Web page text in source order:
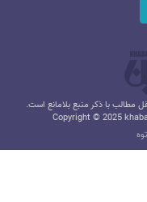
با ذکر منبع بلامانع است.
Copyright © 2025